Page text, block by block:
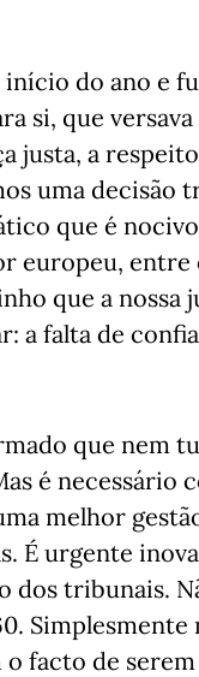
início do ano e
si, que
justa, a
uma decisão
que é
europeu,
que a nossa
a falta de
que nem
é necessário
melhor
É urgente
tribunais.
facto de